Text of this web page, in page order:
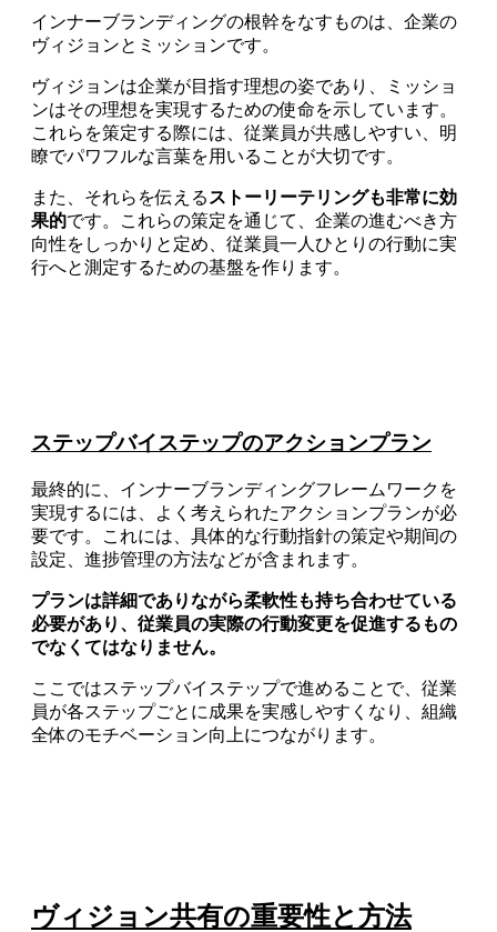
インナーブランディングの根幹をなすものは、企業の
ヴィジョンとミッションです。
ヴィジョンは企業が目指す理想の姿であり、ミッショ
ンはその理想を実現するための使命を示しています。
これらを策定する際には、従業員が共感しやすい、明
瞭でパワフルな言葉を用いることが大切です。
また、それらを伝える ストーリーテリングも非常に効
果的です。これらの策定を通じて、企業の進むべき方
向性をしっかりと定め、従業員一人ひとりの行動に実
行へと測定するための基盤を作ります。
ステップバイステップのアクションプラン
最終的に、インナーブランディングフレームワークを
実現するには、よく考えられたアクションプランが必
要です。これには、具体的な行動指針の策定や期间の
設定、進捗管理の方法などが含まれます。
プランは詳細でありながら柔軟性も持ち合わせている
必要があり、従業員の実際の行動変更を促進するもの
でなくてはなりません。
ここではステップバイステップで進めることで、従業
員が各ステップごとに成果を実感しやすくなり、組織
全体のモチベーション向上につながります。
ヴィジョン共有の重要性と方法